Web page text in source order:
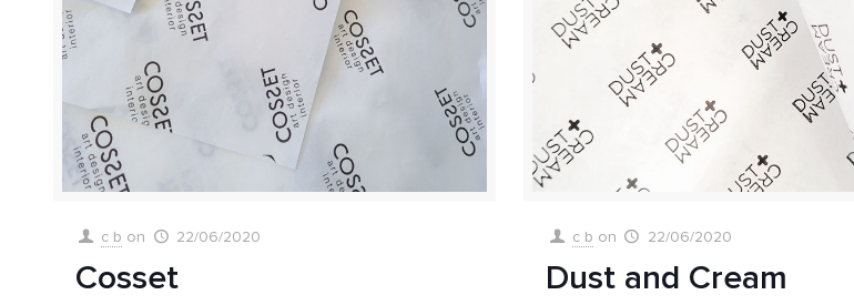
c b on 22/06/2020
Cosset
c b on 22/06/2020
Dust and Cream